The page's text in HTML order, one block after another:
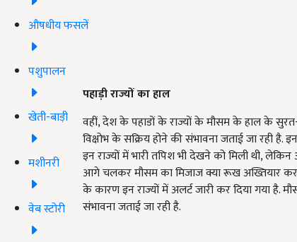
औषधीय फसलें
पशुपालन
खेती-बाड़ी
मशीनरी
वेब स्टोरी
पहाड़ी राज्यों का हाल
वहीं, देश के पहाडों के राज्यों के मौसम के हाल के
विक्षोभ के सक्रिय होने की संभावना जताई जा रही है.
इन राज्यों में भारी तपिश भी देखने को मिली थी,
आगे चलकर मौसम का मिजाज क्या रूख अख्तियार
के कारण इन राज्यों में अलर्ट जारी कर दिया गया है.
संभावना जताई जा रही है.